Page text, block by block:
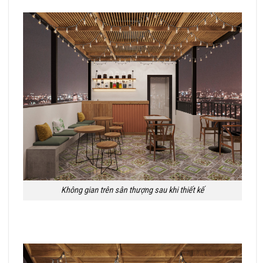
Không gian trên sân thượng sau khi thiết kế